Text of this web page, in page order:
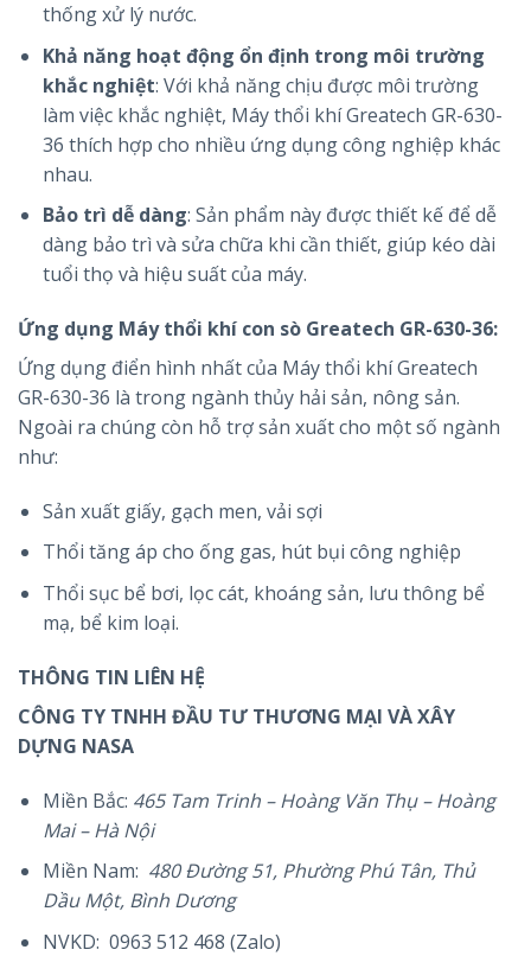
thống xử lý nước.
Khả năng hoạt động ổn định trong môi trường
khắc nghiệt: Với khả năng chịu được môi trường
làm việc khắc nghiệt, Máy thổi khí Greatech GR-630-
36 thích hợp cho nhiều ứng dụng công nghiệp khác
nhau.
Bảo trì dễ dàng: Sản phẩm này được thiết kế để dễ
dàng bảo trì và sửa chữa khi cần thiết, giúp kéo dài
tuổi thọ và hiệu suất của máy.
Ứng dụng Máy thổi khí con sò Greatech GR-630-36:
Ứng dụng điển hình nhất của Máy thổi khí Greatech
GR-630-36 là trong ngành thủy hải sản, nông sản.
Ngoài ra chúng còn hỗ trợ sản xuất cho một số ngành
như:
Sản xuất giấy, gạch men, vải sợi
Thổi tăng áp cho ống gas, hút bụi công nghiệp
Thổi sục bể bơi, lọc cát, khoáng sản, lưu thông bể
mạ, bể kim loại.
THÔNG TIN LIÊN HỆ
CÔNG TY TNHH ĐẦU TƯ THƯƠNG MẠI VÀ XÂY
DỰNG NASA
Miền Bắc: 465 Tam Trinh – Hoàng Văn Thụ – Hoàng
Mai – Hà Nội
Miền Nam: 480 Đường 51, Phường Phú Tân, Thủ
Dầu Một, Bình Dương
NVKD: 0963 512 468 (Zalo)